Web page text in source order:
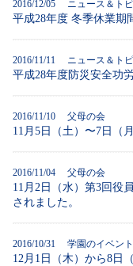
2016/12/05 ニュース＆ト
平成28年度 冬季休業期
2016/11/11 ニュース＆ト
平成28年度防災安全功
2016/11/10 父母の会
11月5日（土）〜7日（
2016/11/04 父母の会
11月2日（水）第3回役
されました。
2016/10/31 学園のイベン
12月1日（木）から8日